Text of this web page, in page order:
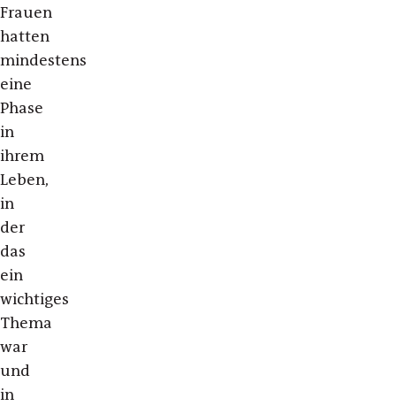
Frauen
hatten
mindestens
eine
Phase
in
ihrem
Leben,
in
der
das
ein
wichtiges
Thema
war
und
in